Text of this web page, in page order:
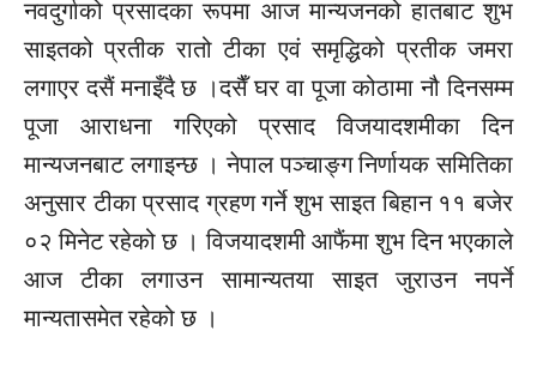
नवदुर्गाको प्रसादका रूपमा आज मान्यजनको हातबाट शुभ
साइतको प्रतीक रातो टीका एवं समृद्धिको प्रतीक जमरा
लगाएर दसैं मनाइँदै छ ।दसैँ घर वा पूजा कोठामा नौ दिनसम्म
पूजा आराधना गरिएको प्रसाद विजयादशमीका दिन
मान्यजनबाट लगाइन्छ । नेपाल पञ्चाङ्ग निर्णायक समितिका
अनुसार टीका प्रसाद ग्रहण गर्ने शुभ साइत बिहान ११ बजेर
०२ मिनेट रहेको छ । विजयादशमी आफैंमा शुभ दिन भएकाले
आज टीका लगाउन सामान्यतया साइत जुराउन नपर्ने
मान्यतासमेत रहेको छ ।